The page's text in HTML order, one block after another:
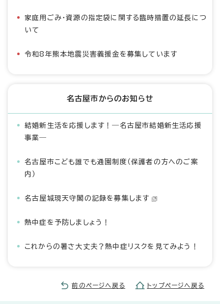
家庭用ごみ・資源の指定袋に関する臨時措置の延長につ
いて
令和8年熊本地震災害義援金を募集しています
名古屋市からのお知らせ
結婚新生活を応援します！―名古屋市結婚新生活応援
事業―
名古屋市こども誰でも通園制度（保護者の方へのご案
内）
名古屋城現天守閣の記録を募集します
熱中症を予防しましょう！
これからの暑さ大丈夫？熱中症リスクを見てみよう！
前のページへ戻る トップページへ戻る